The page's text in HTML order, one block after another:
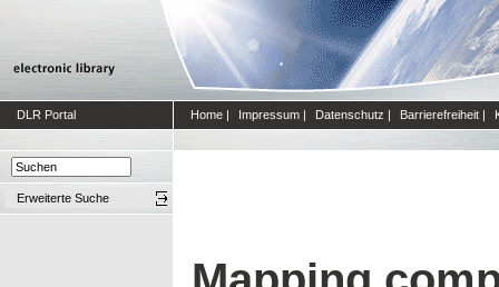
DLR Portal Home | Impressum | Datenschutz | Barrierefreiheit |
Erweiterte Suche